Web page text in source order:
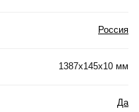
Россия
1387x145x10 мм
Да